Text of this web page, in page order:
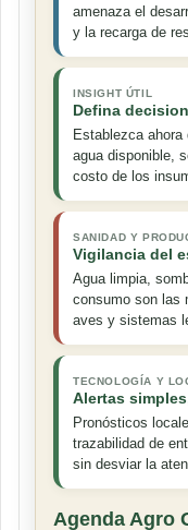
amenaza el
y la recarga de
INSIGHT ÚTIL
Defina
Establezca
agua disponible,
costo de los
SANIDAD Y
Vigilancia del
Agua limpia,
consumo son las
aves y sistemas
TECNOLOGÍA Y
Alertas
Pronósticos
trazabilidad de
sin desviar la
Agenda Agro